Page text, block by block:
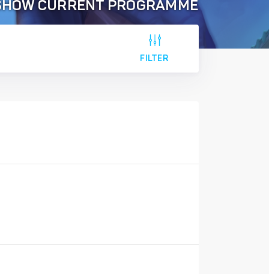
CURRENT PROGRAMME
FILTER